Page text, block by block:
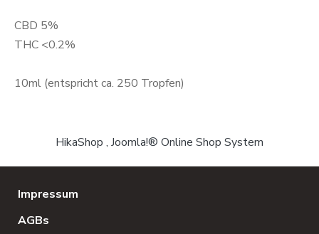
CBD 5%
THC <0.2%
10ml (entspricht ca. 250 Tropfen)
HikaShop , Joomla!® Online Shop System
Impressum
AGBs